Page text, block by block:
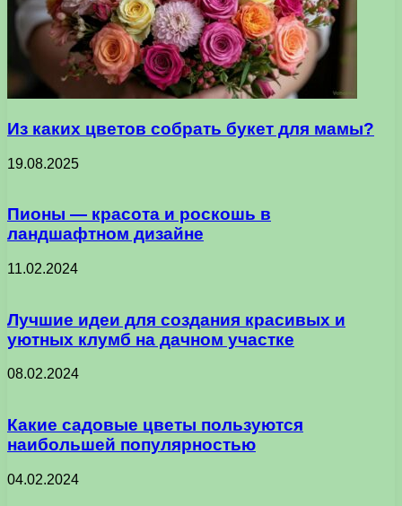
Из каких цветов собрать букет для мамы?
19.08.2025
Пионы — красота и роскошь в
ландшафтном дизайне
11.02.2024
Лучшие идеи для создания красивых и
уютных клумб на дачном участке
08.02.2024
Какие садовые цветы пользуются
наибольшей популярностью
04.02.2024